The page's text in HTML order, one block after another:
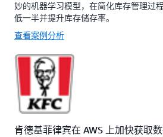
妙的机器学习模型，在简化库存管理过
低一半并提升库存储存率。
查看案例分析
肯德基菲律宾在 AWS 上加快获取